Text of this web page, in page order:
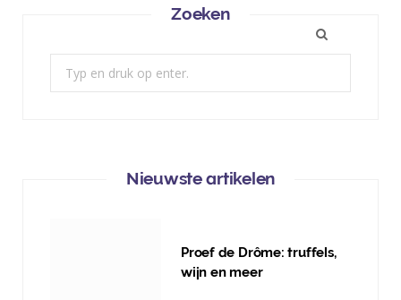
Zoeken
Nieuwste artikelen
Proef de Drôme: truffels,
wijn en meer